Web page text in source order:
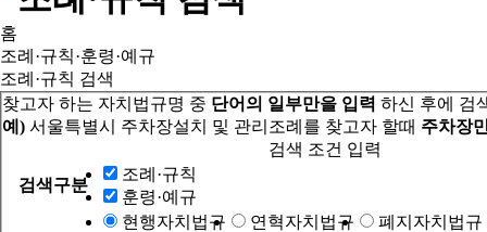
홈
조례·규칙·훈령·예규
조례·규칙 검색
찾고자 하는 자치법규명 중 단어의 일부만을 입력 하신 후에 검
예) 서울특별시 주차장설치 및 관리조례를 찾고자 할때 주차장
검색 조건 입력
검색구분
조례·규칙
훈령·예규
현행자치법규 연혁자치법규
폐지자치법규